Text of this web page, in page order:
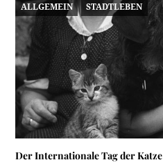
ALLGEMEIN STADTLEBEN
Der Internationale Tag der Katze